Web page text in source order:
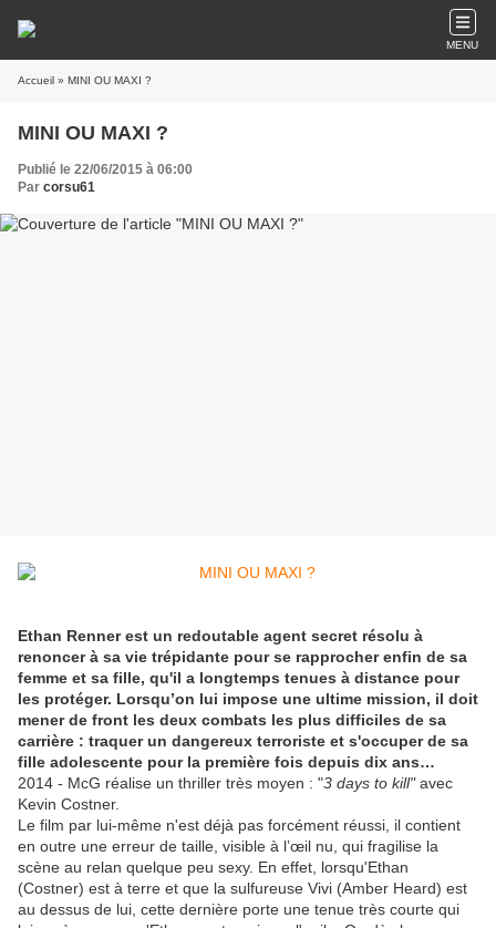
MENU
Accueil » MINI OU MAXI ?
MINI OU MAXI ?
Publié le 22/06/2015 à 06:00
Par corsu61
Ethan Renner est un redoutable agent secret résolu à
renoncer à sa vie trépidante pour se rapprocher enfin de sa
femme et sa fille, qu'il a longtemps tenues à distance pour
les protéger. Lorsqu’on lui impose une ultime mission, il doit
mener de front les deux combats les plus difficiles de sa
carrière : traquer un dangereux terroriste et s'occuper de sa
fille adolescente pour la première fois depuis dix ans…
2014 - McG réalise un thriller très moyen : "3 days to kill"avec
Kevin Costner.
Le film par lui-même n'est déjà pas forcément réussi, il contient
en outre une erreur de taille, visible à l’œil nu, qui fragilise la
scène au relan quelque peu sexy. En effet, lorsqu'Ethan
(Costner) est à terre et que la sulfureuse Vivi (Amber Heard) est
au dessus de lui, cette dernière porte une tenue très courte qui